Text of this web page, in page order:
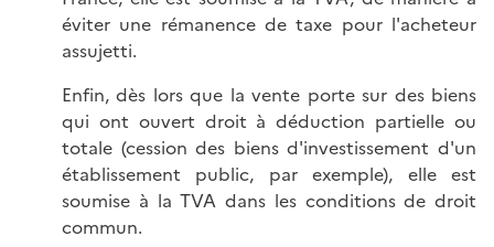
éviter une rémanence de taxe pour l'acheteur
assujetti.
Enfin, dès lors que la vente porte sur des biens
qui ont ouvert droit à déduction partielle ou
totale (cession des biens d'investissement d'un
établissement public, par exemple), elle est
soumise à la TVA dans les conditions de droit
commun.